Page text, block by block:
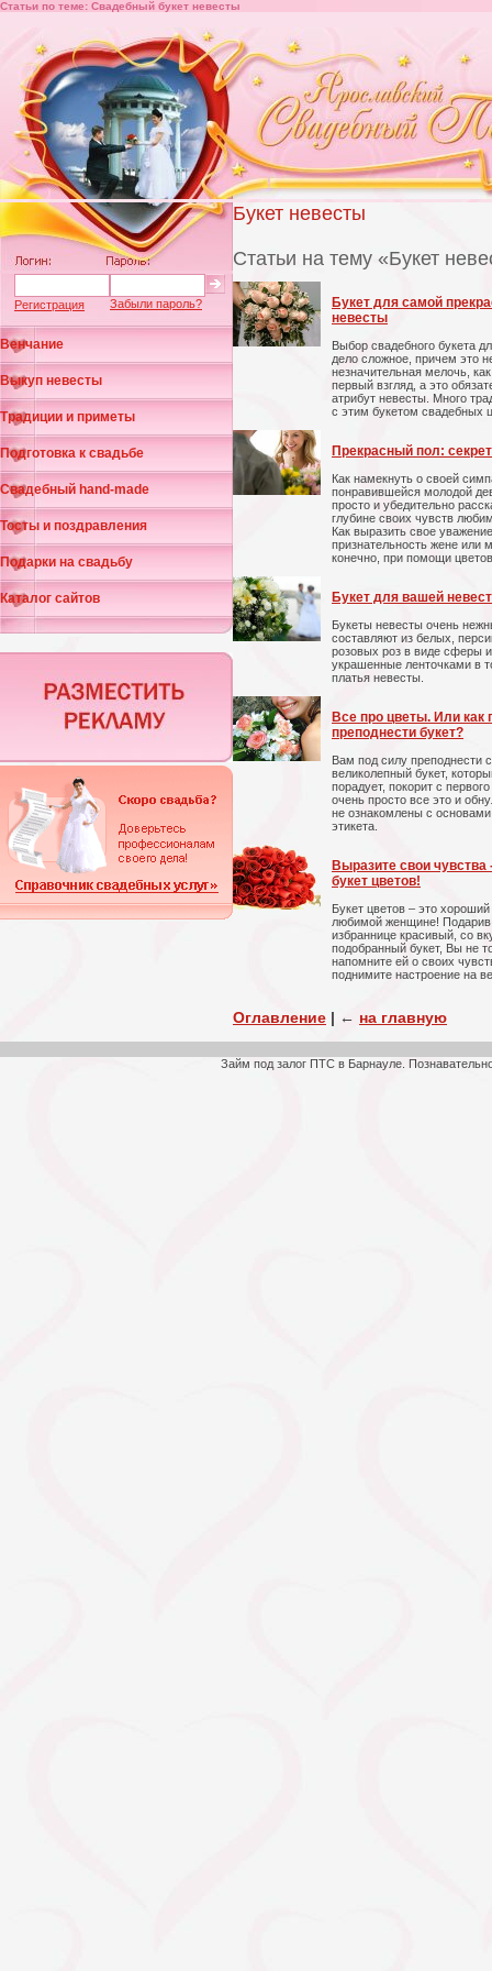
Статьи по теме: Свадебный букет невесты
Регистрация Забыли пароль?
Венчание
Выкуп невесты
Традиции и приметы
Подготовка к свадьбе
Свадебный hand-made
Тосты и поздравления
Подарки на свадьбу
Каталог сайтов
Букет невесты
Статьи на тему «Букет
Букет для самой
невесты
Выбор свадебного букета
дело сложное, причем это
незначительная мелочь,
первый взгляд, а это
атрибут невесты. Много
с этим букетом свадебных
Прекрасный пол:
Как намекнуть о своей
понравившейся молодой
просто и убедительно
глубине своих чувств
Как выразить свое
признательность жене или
конечно, при помощи
Букет для вашей
Букеты невесты очень
составляют из белых,
розовых роз в виде сферы
украшенные ленточками в
платья невесты.
Все про цветы. Или как
преподнести букет?
Вам под силу преподнести
великолепный букет,
порадует, покорит с
очень просто все это и
не ознакомлены с основами
этикета.
Выразите свои чувства
букет цветов!
Букет цветов – это хороший
любимой женщине! Подарив
избраннице красивый, со
подобранный букет, Вы не
напомните ей о своих
поднимите настроение на
Оглавление | ← на главную
Займ под залог ПТС в Барнауле.